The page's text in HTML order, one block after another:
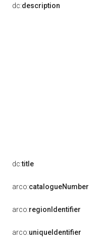
dc:description
dc:title
arco:catalogueNumber
arco:regionIdentifier
arco:uniqueIdentifier